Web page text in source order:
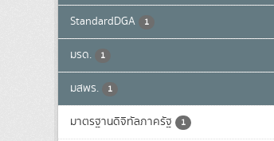
StandardDGA 1
มรด. 1
มสพร. 1
มาตรฐานดิจิทัลภาครัฐ 1